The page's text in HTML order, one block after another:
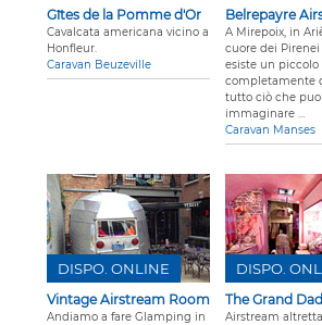
Gîtes de la Pomme d'Or
Cavalcata americana vicino a
Honfleur.
Caravan Beuzeville
Belrepayre
A Mirepoix, in
cuore dei Pirenei
esiste un
completamente
tutto ciò che puoi
immaginare …
Caravan Manses
Vintage Airstream Room
Andiamo a fare Glamping in
DISPO. ONLINE
The Grand
Airstream
DISPO.